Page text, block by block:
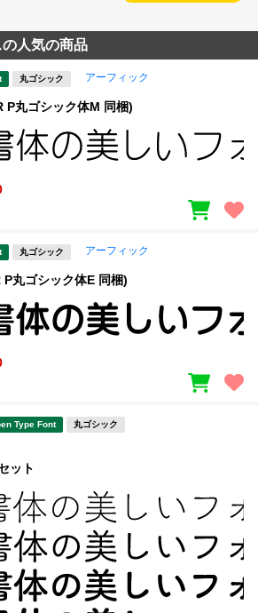
人気の商品
丸ゴシック アーフィック
P丸ゴシック体M 同梱)
丸ゴシック アーフィック
丸ゴシック体E 同梱)
Type Font 丸ゴシック
ット